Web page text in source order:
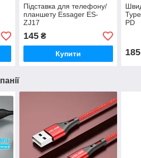
Підставка для телефону/
планшету Essager ES-
ZJ17
145₴
Купити
PD
185